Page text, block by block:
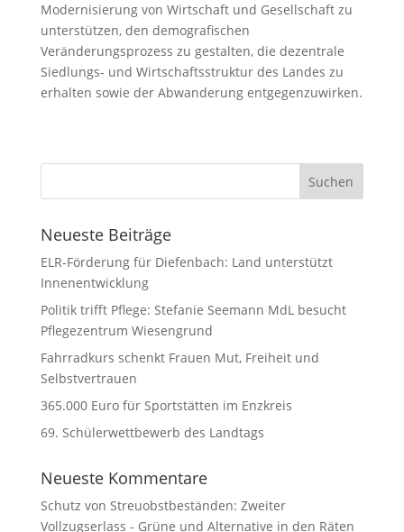
Modernisierung von Wirtschaft und Gesellschaft zu
unterstützen, den demografischen
Veränderungsprozess zu gestalten, die dezentrale
Siedlungs- und Wirtschaftsstruktur des Landes zu
erhalten sowie der Abwanderung entgegenzuwirken.
Neueste Beiträge
ELR-Förderung für Diefenbach: Land unterstützt
Innenentwicklung
Politik trifft Pflege: Stefanie Seemann MdL besucht
Pflegezentrum Wiesengrund
Fahrradkurs schenkt Frauen Mut, Freiheit und
Selbstvertrauen
365.000 Euro für Sportstätten im Enzkreis
69. Schülerwettbewerb des Landtags
Neueste Kommentare
Schutz von Streuobstbeständen: Zweiter
Vollzugserlass - Grüne und Alternative in den Räten